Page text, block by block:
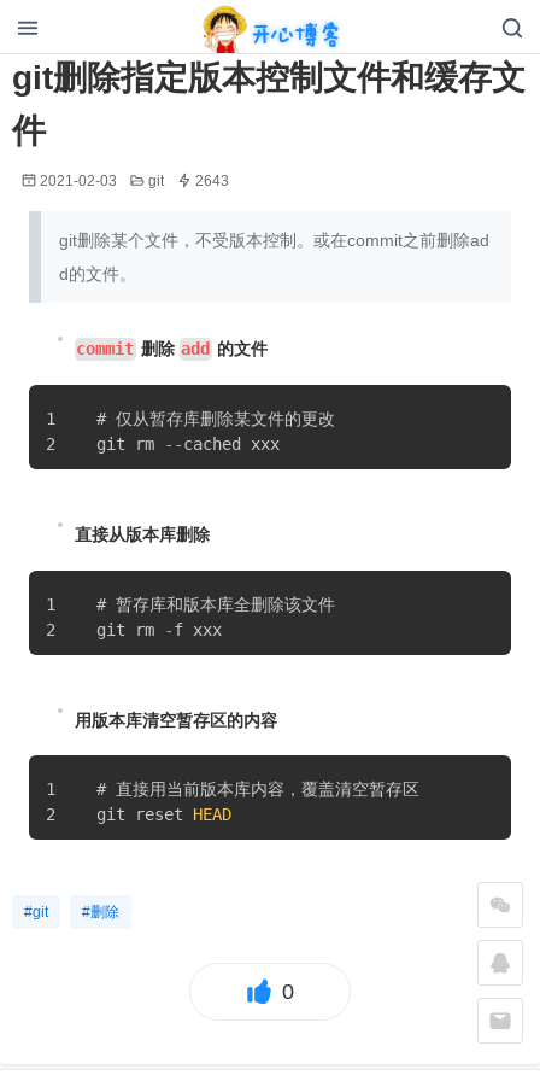
开心博客
git删除指定版本控制文件和缓存文
件
2021-02-03 git 2643
git删除某个文件，不受版本控制。或在commit之前删除ad
d的文件。
commit 删除 add 的文件
# 仅从暂存库删除某文件的更改
git rm
--cached xxx
直接从版本库删除
# 暂存库和版本库全删除该文件
git rm
-f xxx
用版本库清空暂存区的内容
# 直接用当前版本库内容，覆盖清空暂存区
git reset HEAD
#git #删除
0